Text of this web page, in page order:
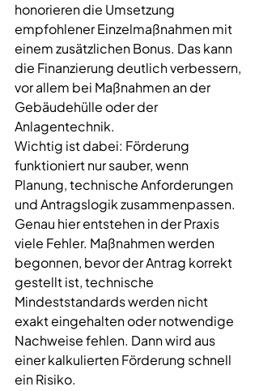
honorieren die Umsetzung
empfohlener Einzelmaßnahmen mit
einem zusätzlichen Bonus. Das kann
die Finanzierung deutlich verbessern,
vor allem bei Maßnahmen an der
Gebäudehülle oder der
Anlagentechnik.
Wichtig ist dabei: Förderung
funktioniert nur sauber, wenn
Planung, technische Anforderungen
und Antragslogik zusammenpassen.
Genau hier entstehen in der Praxis
viele Fehler. Maßnahmen werden
begonnen, bevor der Antrag korrekt
gestellt ist, technische
Mindeststandards werden nicht
exakt eingehalten oder notwendige
Nachweise fehlen. Dann wird aus
einer kalkulierten Förderung schnell
ein Risiko.